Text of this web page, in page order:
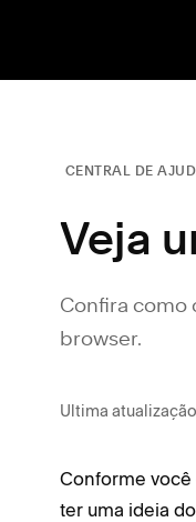
CENTRAL DE
Veja
Confira como
browser.
Ultima
Conforme você
ter uma ideia